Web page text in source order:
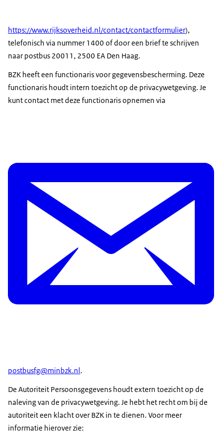
https://www.rijksoverheid.nl/contact/contactformulier),
telefonisch via nummer 1400 of door een brief te schrijven
naar postbus 20011, 2500 EA Den Haag.
BZK heeft een functionaris voor gegevensbescherming. Deze
functionaris houdt intern toezicht op de privacywetgeving. Je
kunt contact met deze functionaris opnemen via
postbusfg@minbzk.nl .
De Autoriteit Persoonsgegevens houdt extern toezicht op de
naleving van de privacywetgeving. Je hebt het recht om bij de
autoriteit een klacht over BZK in te dienen. Voor meer
informatie hierover zie: